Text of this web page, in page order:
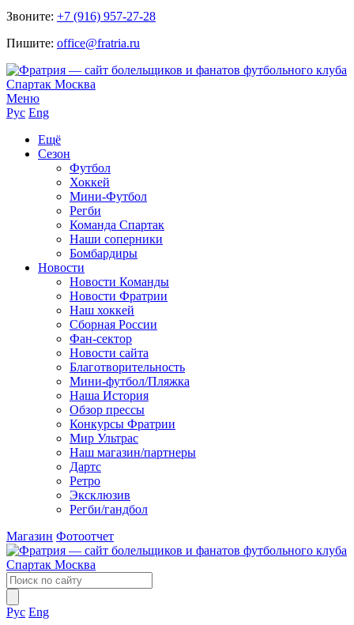
Звоните: +7 (916) 957-27-28
Пишите: office@fratria.ru
Меню
Рус Eng
Ещё
Сезон
Футбол
Хоккей
Мини-Футбол
Регби
Команда Спартак
Наши соперники
Бомбардиры
Новости
Новости Команды
Новости Фратрии
Наш хоккей
Сборная России
Фан-cектор
Новости сайта
Благотворительность
Мини-футбол/Пляжка
Наша История
Обзор прессы
Конкурсы Фратрии
Мир Ультрас
Наш магазин/партнеры
Дартс
Ретро
Эксклюзив
Регби/гандбол
Магазин Фотоотчет
Рус Eng